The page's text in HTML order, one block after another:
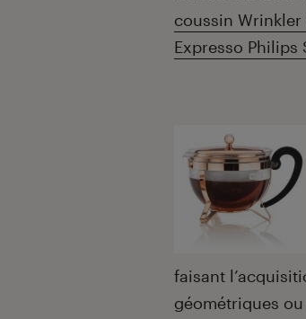
coussin
Expresso Philips
faisant
géométriques